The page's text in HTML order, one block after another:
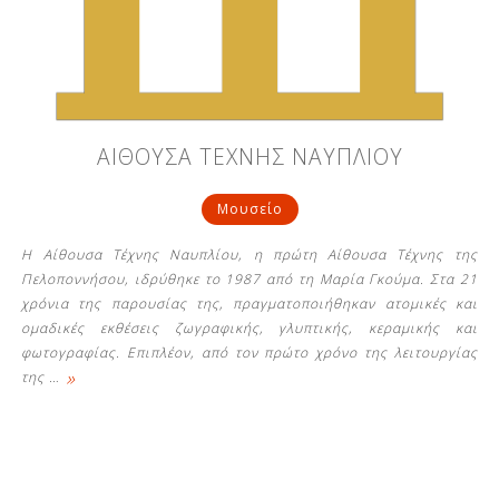
Δείτε μας:
Δείτε μας:
Δείτε μας:
Δείτε μας:
Δείτε μας:
Δείτε μας:
ΑΙΘΟΥΣΑ ΤΕΧΝΗΣ ΝΑΥΠΛΙΟΥ
Μουσείο
Η Αίθουσα Τέχνης Ναυπλίου, η πρώτη Αίθουσα Τέχνης της
Πελοποννήσου, ιδρύθηκε το 1987 από τη Μαρία Γκούμα. Στα 21
χρόνια της παρουσίας της, πραγματοποιήθηκαν ατομικές και
ομαδικές εκθέσεις ζωγραφικής, γλυπτικής, κεραμικής και
φωτογραφίας. Επιπλέον, από τον πρώτο χρόνο της λειτουργίας
της … »